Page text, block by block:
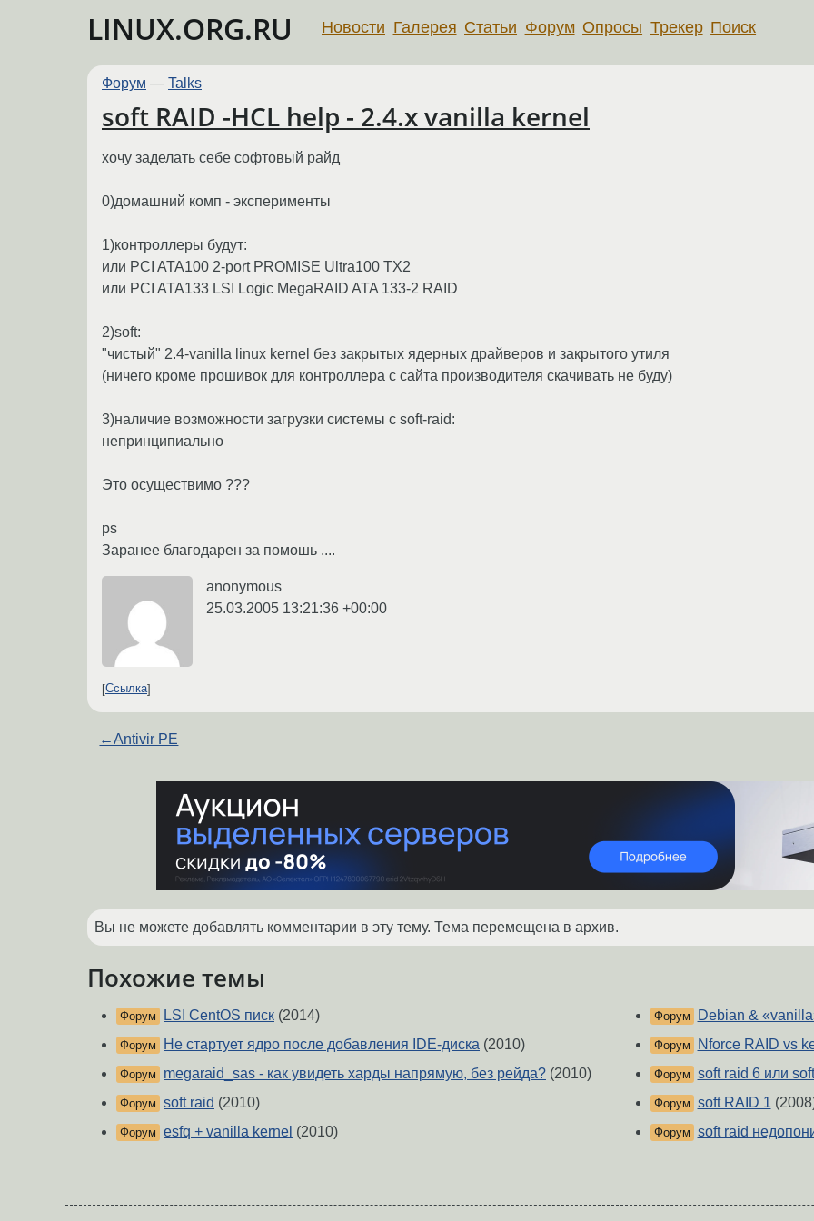
LINUX.ORG.RU Новости Галерея Статьи Форум Опросы Трекер Поиск
Форум — Talks
soft RAID -HCL help - 2.4.x vanilla kernel
хочу заделать себе софтовый райд
0)домашний комп - эксперименты
1)контроллеры будут:
или PCI ATA100 2-port PROMISE Ultra100 TX2
или PCI ATA133 LSI Logic MegaRAID ATA 133-2 RAID
2)soft:
"чистый" 2.4-vanilla linux kernel без закрытых ядерных драйверов и закрытого утиля
(ничего кроме прошивок для контроллера с сайта производителя скачивать не буду)
3)наличие возможности загрузки системы с soft-raid:
непринципиально
Это осуществимо ???
ps
Заранее благодарен за помошь ....
anonymous
25.03.2005 13:21:36 +00:00
Ссылка
←Antivir PE
Вы не можете добавлять комментарии в эту тему. Тема перемещена в архив.
Похожие темы
Форум LSI CentOS писк (2014)
Форум Не стартует ядро после добавления IDE-диска (2010)
Форум megaraid_sas - как увидеть харды напрямую, без рейда? (2010)
Форум soft raid (2010)
Форум esfq + vanilla kernel (2010)
Форум Debian &
Форум Nforce RAID vs
Форум soft raid 6 или
Форум soft RAID 1
Форум soft raid